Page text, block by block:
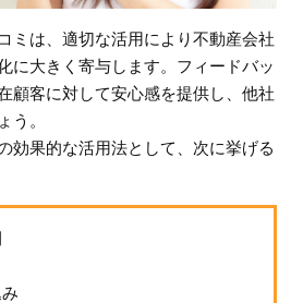
ミは、適切な活用により不動産会社
に大きく寄与します。フィードバッ
顧客に対して安心感を提供し、他社
う。
効果的な活用法として、次に挙げる